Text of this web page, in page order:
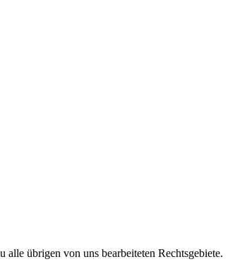
übrigen von uns bearbeiteten Rechtsgebiete.